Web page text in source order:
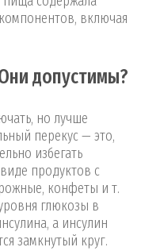
включая
допустимы?
но лучше
перекус — это,
избегать
продуктов с
конфеты и т.
глюкозы в
а инсулин
замкнутый круг.